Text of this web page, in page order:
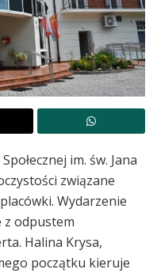
im. św. Jana
związane
Wydarzenie
z odpustem
Halina Krysa,
początku kieruje